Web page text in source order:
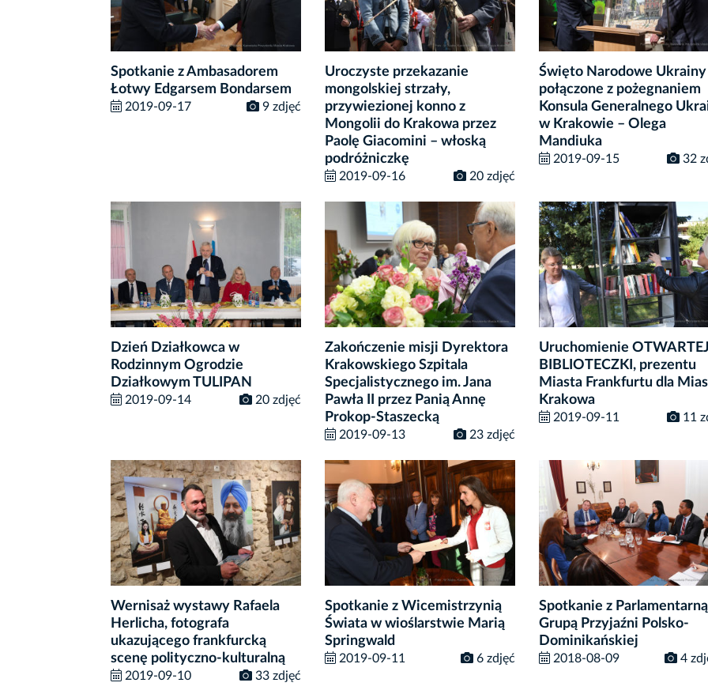
Spotkanie z Ambasadorem
Łotwy Edgarsem Bondarsem
2019-09-17 9 zdjęć
Uroczyste przekazanie
mongolskiej strzały,
przywiezionej konno z
Mongolii do Krakowa przez
Paolę Giacomini – włoską
podróżniczkę
2019-09-16 20 zdjęć
Święto Narodowe Ukrainy
połączone z pożegnaniem
Konsula Generalnego
w Krakowie – Olega
Mandiuka
2019-09-15 32
Dzień Działkowca w
Rodzinnym Ogrodzie
Działkowym TULIPAN
2019-09-14 20 zdjęć
Zakończenie misji Dyrektora
Krakowskiego Szpitala
Specjalistycznego im. Jana
Pawła II przez Panią Annę
Prokop-Staszecką
2019-09-13 23 zdjęć
Uruchomienie OTWARTEJ
BIBLIOTECZKI, prezentu
Miasta Frankfurtu dla
Krakowa
2019-09-11 11
Wernisaż wystawy Rafaela
Herlicha, fotografa
ukazującego frankfurcką
scenę polityczno-kulturalną
2019-09-10 33 zdjęć
Spotkanie z Wicemistrzynią
Świata w wioślarstwie Marią
Springwald
2019-09-11 6 zdjęć
Spotkanie z Parlamentarną
Grupą Przyjaźni Polsko-
Dominikańskiej
2018-08-09 4